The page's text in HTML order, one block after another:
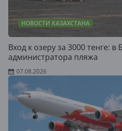
НОВОСТИ КАЗАХСТАНА
Вход к озеру за 3000 тенге:
администратора пляжа
07.08.2026